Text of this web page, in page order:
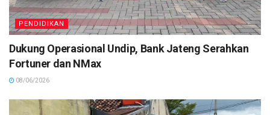
PENDIDIKAN
Dukung Operasional Undip, Bank Jateng Serahkan
Fortuner dan NMax
08/06/2026